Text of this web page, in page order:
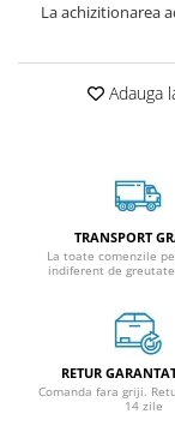
La achizitionarea
Adauga
TRANSPORT
La toate comenzile
indiferent de
RETUR
Comanda fara griji.
14 zile